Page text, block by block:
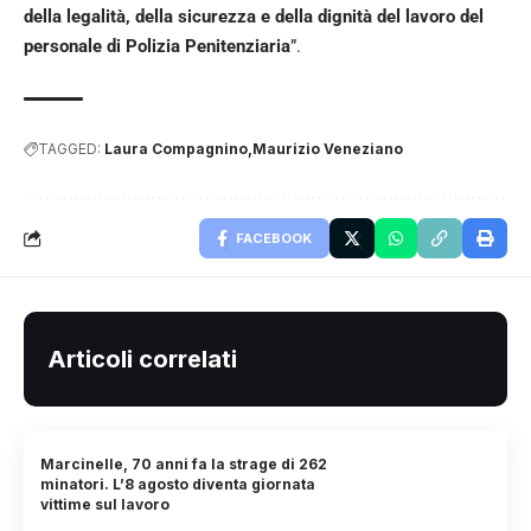
della legalità, della sicurezza e della dignità del lavoro del
personale di Polizia Penitenziaria”.
TAGGED: Laura Compagnino Maurizio Veneziano
FACEBOOK
Articoli correlati
Marcinelle, 70 anni fa la strage di 262
minatori. L’8 agosto diventa giornata
vittime sul lavoro